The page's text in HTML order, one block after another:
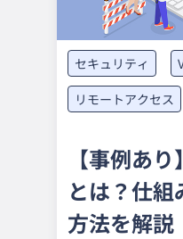
セキュリティ
リモートアクセス
【事例あ
とは？仕
方法を解説